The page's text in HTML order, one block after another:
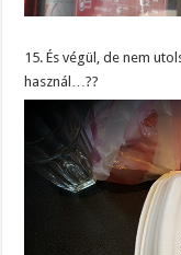
15. És végül, de nem
használ…??